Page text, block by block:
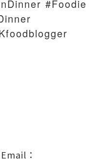
#Foodie
Email：